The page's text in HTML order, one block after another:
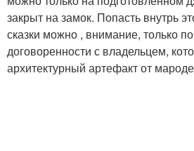
закрыт на замок. Попасть внутрь
сказки можно , внимание, только
договоренности с владельцем,
архитектурный артефакт от